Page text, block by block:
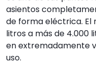
asientos
de forma eléctrica. El
litros a más de 4.000
en extremadamente
uso.